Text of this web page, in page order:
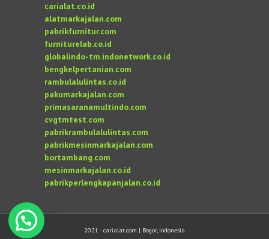
carialat.co.id
alatmarkajalan.com
pabrikfurnitur.com
furniturelab.co.id
globalindo-tm.indonetwork.co.id
bengkelpertanian.com
rambulalulintas.co.id
pakumarkajalan.com
primasaranamultindo.com
cvgtmtest.com
pabrikrambulalulintas.com
pabrikmesinmarkajalan.com
bortambang.com
mesinmarkajalan.co.id
pabrikperlengkapanjalan.co.id
2021 - carialat.com | Bogor, Indonesia